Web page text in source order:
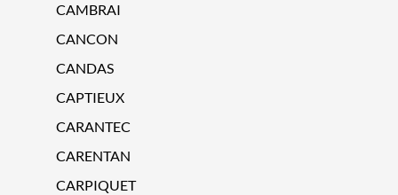
CAMBRAI
CANCON
CANDAS
CAPTIEUX
CARANTEC
CARENTAN
CARPIQUET